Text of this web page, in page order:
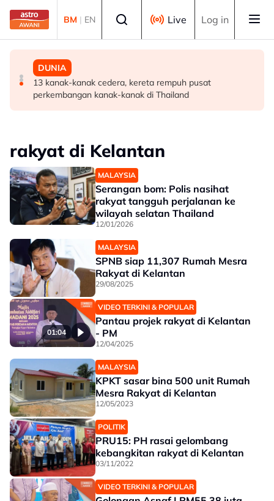
Skip to main content
BM | EN Live Log in
BISNES
Malaysia perlu perkukuh ekosistem pembiayaan bantu
syarikat tempatan berkembang -- Amir Hamzah
POLITIK
'Pas perlu fikir lebih mendalam jika letak Ahmad Zahid
calon 'poster boy' PRU16' - Aktivis
DUNIA
13 kanak-kanak cedera, kereta rempuh pusat
perkembangan kanak-kanak di Thailand
rakyat di Kelantan
MALAYSIA
Serangan bom: Polis nasihat
rakyat tangguh perjalanan ke
wilayah selatan Thailand
12/01/2026
MALAYSIA
SPNB siap 11,307 Rumah Mesra
Rakyat di Kelantan
29/08/2025
01:04
VIDEO TERKINI & POPULAR
Pantau projek rakyat di Kelantan
- PM
12/04/2025
MALAYSIA
KPKT sasar bina 500 unit Rumah
Mesra Rakyat di Kelantan
12/05/2023
POLITIK
PRU15: PH rasai gelombang
kebangkitan rakyat di Kelantan
03/11/2022
VIDEO TERKINI & POPULAR